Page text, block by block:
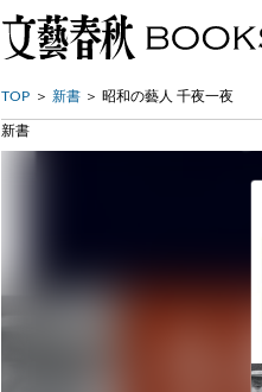
TOP 新書 昭和の藝人 千夜一夜
新書